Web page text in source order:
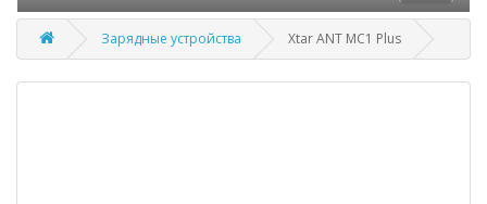
Зарядные устройства Xtar ANT MC1 Plus